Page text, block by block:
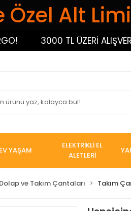
Özel Alt
3000 TL ÜZERİ
EV YAŞAM
ELEKTRİKLİ EL
ALETLERİ
ve Takım Çantaları Takım